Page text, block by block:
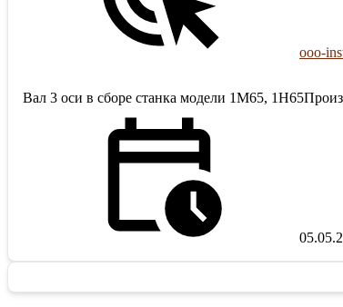
ooo-
Вал 3 оси в сборе станка модели 1М65,